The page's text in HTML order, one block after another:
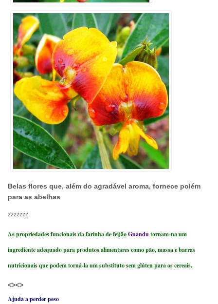
Belas flores que, além do agradável aroma, fornece polém
para as abelhas
zzzzzzz
As propriedades funcionais da farinha de feijãoGuandutornam-na um
ingrediente adequado para produtos alimentares como pão, massa e barras
nutricionais que podem torná-la um substituto sem glúten para os cereais.
<><>
Ajuda a perder peso